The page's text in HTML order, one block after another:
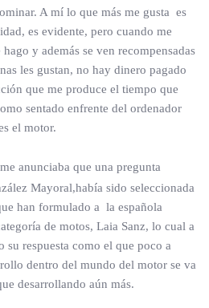
A mí lo que más me gusta es
es evidente, pero cuando me
y además se ven recompensadas
les gustan, no hay dinero pagado
que me produce el tiempo que
sentado enfrente del ordenador
el motor.
me anunciaba que una pregunta
Mayoral,había sido seleccionada
han formulado a la española
de motos, Laia Sanz, lo cual a
su respuesta como el que poco a
dentro del mundo del motor se va
desarrollando aún más.